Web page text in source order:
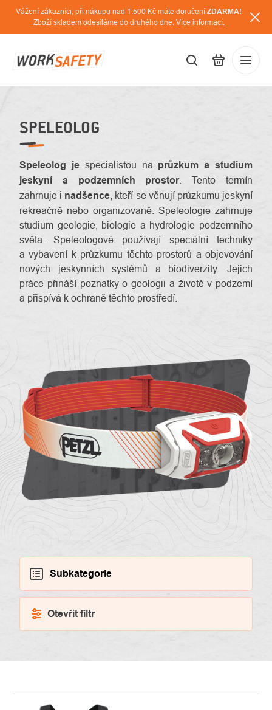
Přejít
obsah
Vážení zákazníci, při nákupu nad 1.500 Kč máte doručení ZDARMA!
Zboží skladem odesíláme do druhého dne. Více informací.
O
nás
Kontakty
SPELEOLOG
Speleolog jespecialistou na průzkum a studium
jeskyní a podzemních prostor. Tento termín
zahrnuje i nadšence , kteří se věnují průzkumu jeskyní
rekreačně nebo organizovaně. Speleologie zahrnuje
studium geologie, biologie a hydrologie podzemního
světa. Speleologové používají speciální techniky
a vybavení k průzkumu těchto prostorů a objevování
nových jeskynních systémů a biodiverzity. Jejich
práce přináší poznatky o geologii a životě v podzemí
a přispívá k ochraně těchto prostředí.
Subkategorie
Otevřít filtr